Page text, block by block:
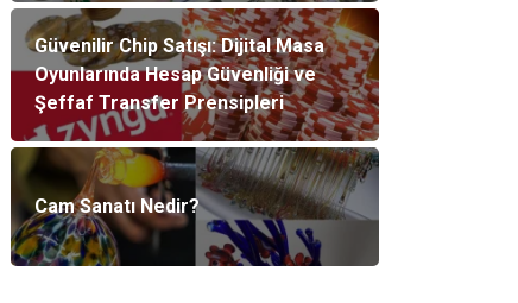
Güvenilir Chip Satışı: Dijital Masa
Oyunlarında Hesap Güvenliği ve
Şeffaf Transfer Prensipleri
Cam Sanatı Nedir?